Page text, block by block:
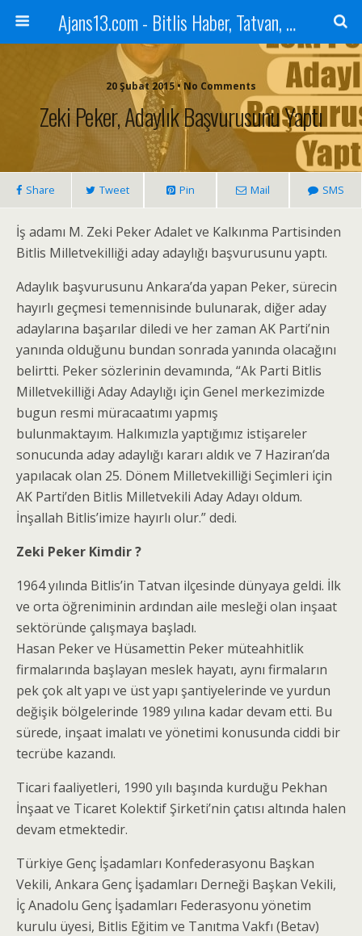
Ajans13.com - Bitlis Haber, Tatvan, Ahlat, Adilcevaz, Mutki, Hizan, Güroymak, Gazete, Ajans, 13, Haber
20 Şubat 2015 • No Comments
Zeki Peker, Adaylık Başvurusunu Yaptı
Share Tweet Pin Mail SMS
İş adamı M. Zeki Peker Adalet ve Kalkınma Partisinden
Bitlis Milletvekilliği aday adaylığı başvurusunu yaptı.
Adaylık başvurusunu Ankara’da yapan Peker, sürecin
hayırlı geçmesi temennisinde bulunarak, diğer aday
adaylarına başarılar diledi ve her zaman AK Parti’nin
yanında olduğunu bundan sonrada yanında olacağını
belirtti. Peker sözlerinin devamında, “Ak Parti Bitlis
Milletvekilliği Aday Adaylığı için Genel merkezimizde
bugun resmi müracaatımı yapmış
bulunmaktayım. Halkımızla yaptığımız istişareler
sonucunda aday adaylığı kararı aldık ve 7 Haziran’da
yapılacak olan 25. Dönem Milletvekilliği Seçimleri için
AK Parti’den Bitlis Milletvekili Aday Adayı oldum.
İnşallah Bitlis’imize hayırlı olur.” dedi.
Zeki Peker Kimdir ?
1964 yılında Bitlis’in Tatvan ilçesinde dünyaya geldi. İlk
ve orta öğreniminin ardından aile mesleği olan inşaat
sektöründe çalışmaya başladı.
Hasan Peker ve Hüsamettin Peker müteahhitlik
firmalarında başlayan meslek hayatı, aynı firmaların
pek çok alt yapı ve üst yapı şantiyelerinde ve yurdun
değişik bölgelerinde 1989 yılına kadar devam etti. Bu
sürede, inşaat imalatı ve yönetimi konusunda ciddi bir
tecrübe kazandı.
Ticari faaliyetleri, 1990 yılı başında kurduğu Pekhan
İnşaat ve Ticaret Kolektif Şirketi’nin çatısı altında halen
devam etmektedir.
Türkiye Genç İşadamları Konfederasyonu Başkan
Vekili, Ankara Genç İşadamları Derneği Başkan Vekili,
İç Anadolu Genç İşadamları Federasyonu yönetim
kurulu üyesi, Bitlis Eğitim ve Tanıtma Vakfı (Betav)